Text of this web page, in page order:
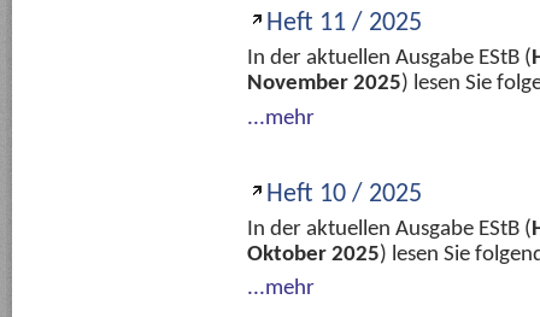
Heft 11 / 2025
In der aktuellen Ausgabe EStB (
November 2025) lesen Sie
...mehr
Heft 10 / 2025
In der aktuellen Ausgabe EStB (
Oktober 2025) lesen Sie
...mehr